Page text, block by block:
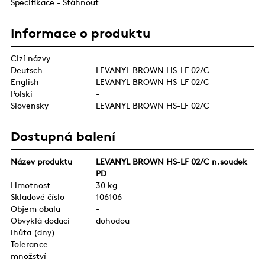
Specifikace - Stáhnout
Informace o produktu
Cizí názvy
Deutsch
LEVANYL BROWN HS-LF 02/C
English
LEVANYL BROWN HS-LF 02/C
Polski
-
Slovensky
LEVANYL BROWN HS-LF 02/C
Dostupná balení
Název produktu
LEVANYL BROWN HS-LF 02/C n.soudek
PD
Hmotnost
30 kg
Skladové číslo
106106
Objem obalu
-
Obvyklá dodací
lhůta (dny)
dohodou
Tolerance
množství
-